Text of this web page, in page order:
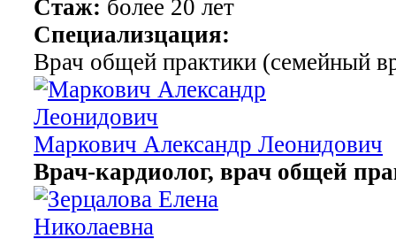
Стаж: более 20 лет
Специализцация:
Врач общей практики (семейный
Маркович Александр Леонидович
Врач-кардиолог, врач общей